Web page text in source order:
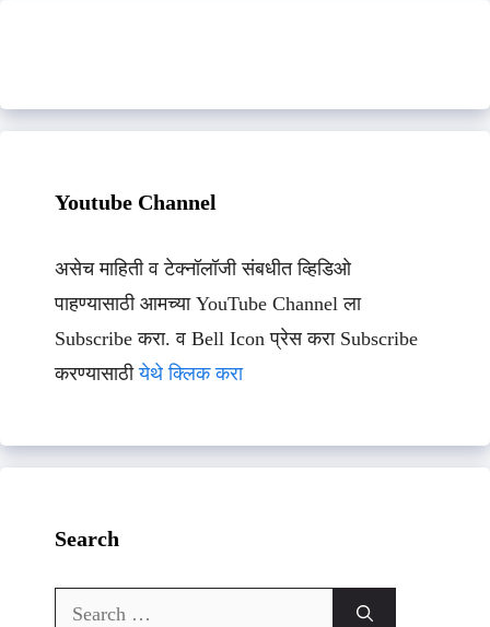
Youtube Channel
असेच माहिती व टेक्नॉलॉजी संबधीत व्हिडिओ
पाहण्यासाठी आमच्या YouTube Channel ला
Subscribe करा. व Bell Icon प्रेस करा Subscribe
करण्यासाठीयेथे क्लिक करा
Search
Search